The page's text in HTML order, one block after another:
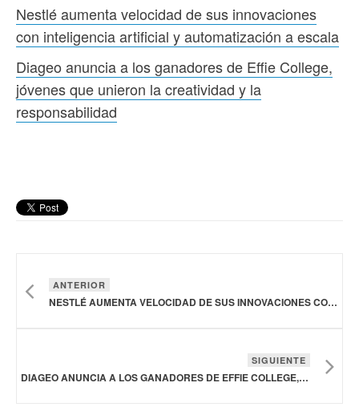
Nestlé aumenta velocidad de sus innovaciones
con inteligencia artificial y automatización a escala
Diageo anuncia a los ganadores de Effie College,
jóvenes que unieron la creatividad y la
responsabilidad
ANTERIOR
NESTLÉ AUMENTA VELOCIDAD DE SUS INNOVACIONES CON INTELIGENCIA ARTIFICIAL Y AUTOMATIZACIÓN A ESCALA
SIGUIENTE
DIAGEO ANUNCIA A LOS GANADORES DE EFFIE COLLEGE, JÓVENES QUE UNIERON LA CREATIVIDAD Y LA RESPONSABILIDAD